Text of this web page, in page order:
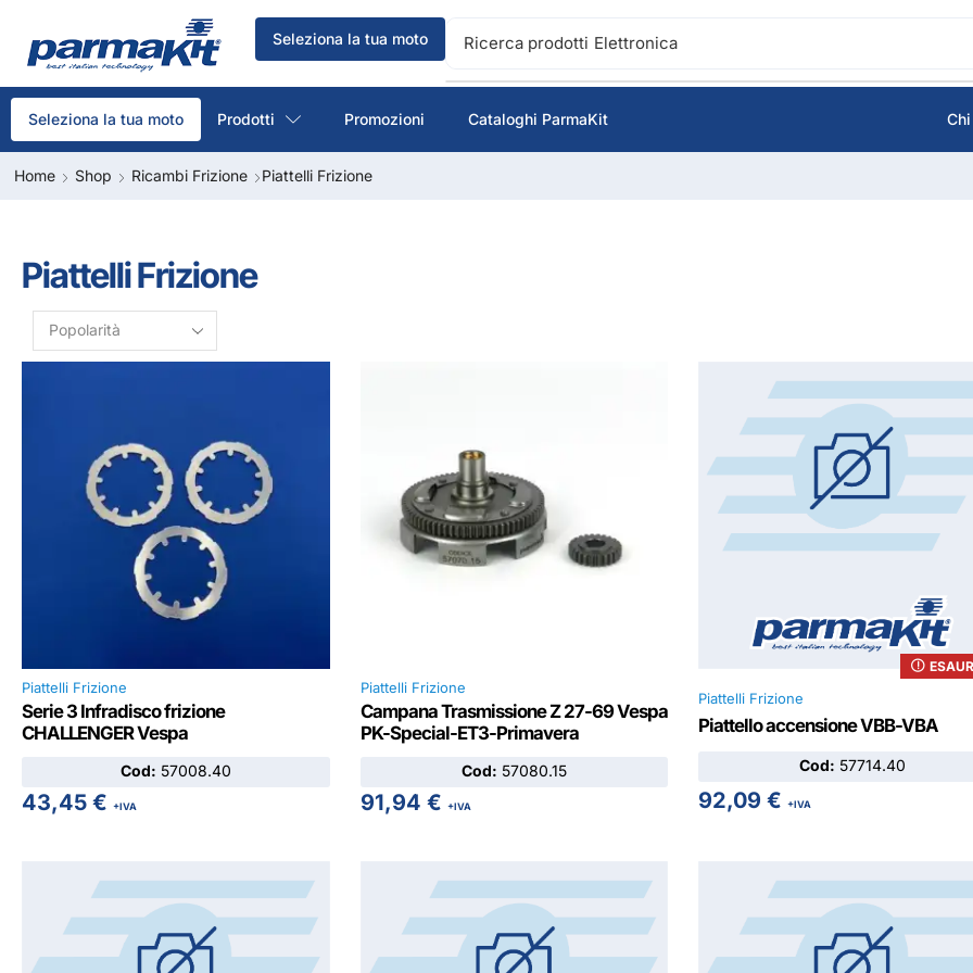
Seleziona la tua moto Ricerca prodotti Accensione
Seleziona la tua moto Prodotti Promozioni Cataloghi ParmaKit
Home Shop Ricambi Frizione Piattelli Frizione
Piattelli Frizione
Piattelli Frizione
Serie 3 Infradisco frizione
CHALLENGER Vespa
Cod: 57008.40
43,45 € +IVA
Piattelli Frizione
Campana Trasmissione Z 27-69 Vespa
PK-Special-ET3-Primavera
Cod: 57080.15
91,94 € +IVA
Piattelli Frizione
Piattello accensione VBB-VBA
Cod: 57714.40
92,09€ +IVA